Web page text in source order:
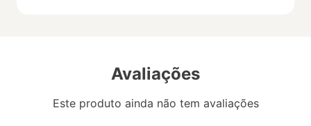
Avaliações
Este produto ainda não tem avaliações